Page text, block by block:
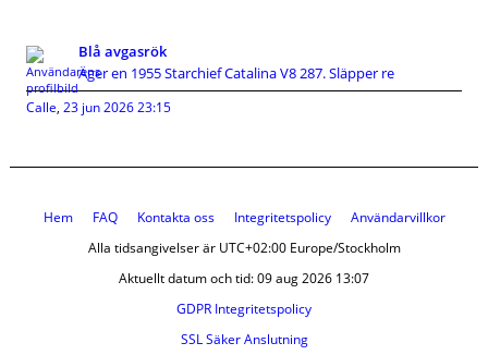
Blå avgasrök
Äger en 1955 Starchief Catalina V8 287. Släpper re
Calle, 23 jun 2026 23:15
Hem FAQ Kontakta oss Integritetspolicy
Användarvillkor
Alla tidsangivelser är UTC+02:00 Europe/Stockholm
Aktuellt datum och tid: 09 aug 2026 13:07
GDPR Integritetspolicy
SSL Säker Anslutning